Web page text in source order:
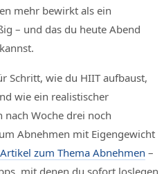
mehr bewirkt als ein
– und das du heute Abend
Schritt, wie du HIIT aufbaust,
wie ein realistischer
nach Woche drei noch
Abnehmen mit Eigengewicht
zum Thema Abnehmen –